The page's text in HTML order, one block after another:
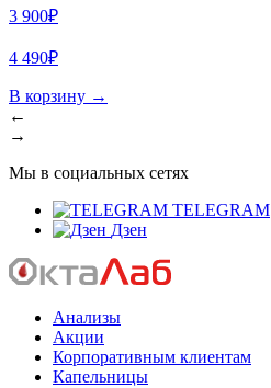
3 900₽
4 490₽
В корзину →
←
→
Мы в социальных сетях
TELEGRAM
Дзен
Анализы
Акции
Корпоративным клиентам
Капельницы